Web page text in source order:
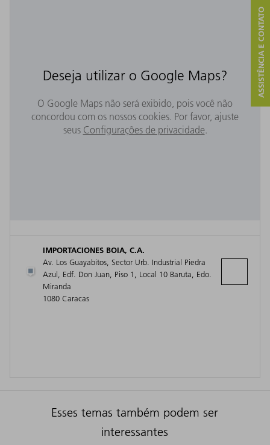
Deseja utilizar o Google Maps?
O Google Maps não será exibido, pois você não
concordou com os nossos cookies. Por favor, ajuste
seus Configurações de privacidade.
IMPORTACIONES BOIA, C.A.
Av. Los Guayabitos, Sector Urb. Industrial Piedra
Azul, Edf. Don Juan, Piso 1, Local 10 Baruta, Edo.
Miranda
1080 Caracas
Esses temas também podem ser
interessantes
ASSISTÊNCIA E CONTATO